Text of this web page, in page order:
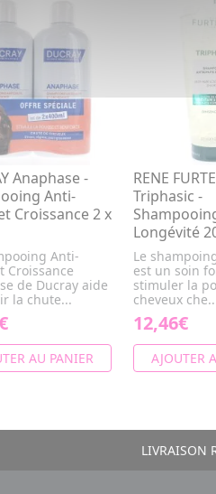
Anaphase -
Anti-
Croissance 2 x
Anti-
Croissance
de Ducray aide
la chute...
AU PANIER
RENE
Triphasic -
Longévité
Le
est un soin
stimuler la
cheveux
12,46€
AJOUTER
LIVRAISON